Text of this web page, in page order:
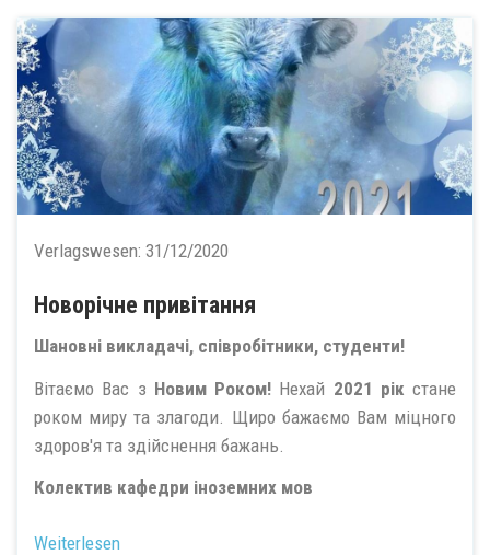
Verlagswesen: 31/12/2020
Новорічне привітання
Шановні викладачі, співробітники, студенти!
Вітаємо Вас з Новим Роком! Нехай 2021 рік стане
роком миру та злагоди. Щиро бажаємо Вам міцного
здоров'я та здійснення бажань.
Колектив кафедри іноземних мов
Weiterlesen